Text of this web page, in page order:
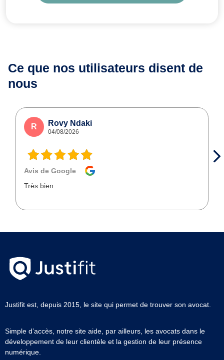
Ce que nos utilisateurs disent de
nous
R Rovy Ndaki
04/08/2026
Avis de Google
Très bien
Justifit est, depuis 2015, le site qui permet de trouver son avocat.
Simple d’accès, notre site aide, par ailleurs, les avocats dans le
développement de leur clientèle et la gestion de leur présence
numérique.